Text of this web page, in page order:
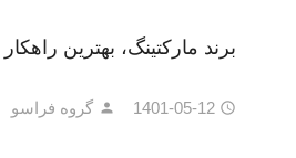
برند مارکتینگ، بهترین
1401-05-12 گروه فراسو